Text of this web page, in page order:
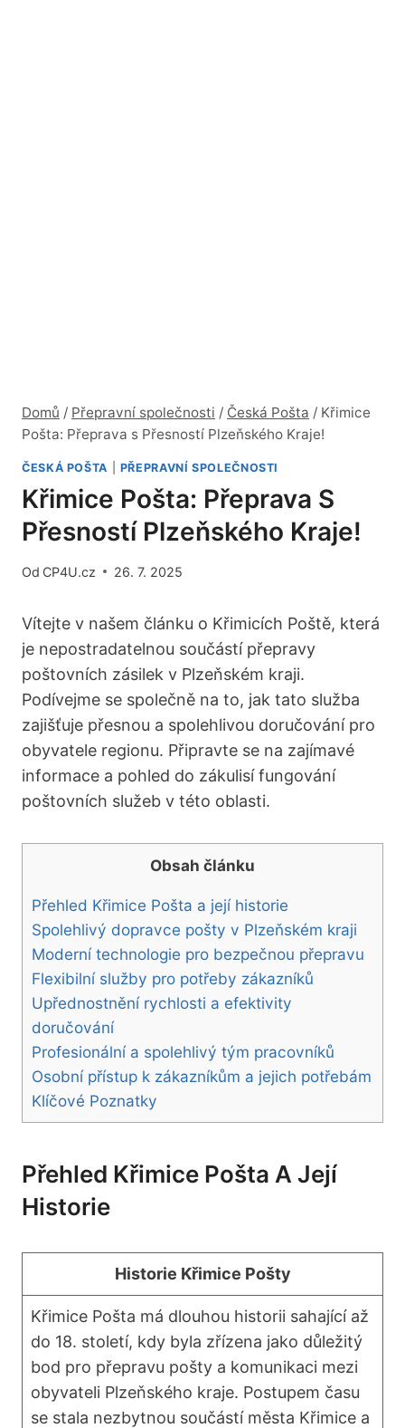
Domů / Přepravní společnosti / Česká Pošta / Křimice
Pošta: Přeprava s Přesností Plzeňského Kraje!
ČESKÁ POŠTA PŘEPRAVNÍ SPOLEČNOSTI
Křimice Pošta: Přeprava S
Přesností Plzeňského Kraje!
Od CP4U.cz 26. 7. 2025
Vítejte v našem článku o Křimicích Poště, která
je nepostradatelnou součástí přepravy
poštovních zásilek v Plzeňském kraji.
Podívejme se společně na to, jak tato služba
zajišťuje přesnou a spolehlivou doručování pro
obyvatele regionu. Připravte se na zajímavé
informace a pohled do zákulisí fungování
poštovních služeb v této oblasti.
Obsah článku
Přehled Křimice Pošta a její historie
Spolehlivý dopravce pošty v Plzeňském kraji
Moderní technologie pro bezpečnou přepravu
Flexibilní služby pro potřeby zákazníků
Upřednostnění rychlosti a efektivity
doručování
Profesionální a spolehlivý tým pracovníků
Osobní přístup k zákazníkům a jejich potřebám
Klíčové Poznatky
Přehled Křimice Pošta A Její
Historie
Historie Křimice Pošty
Křimice Pošta má dlouhou historii sahající až
do 18. století, kdy byla zřízena jako důležitý
bod pro přepravu pošty a komunikaci mezi
obyvateli Plzeňského kraje. Postupem času
se stala nezbytnou součástí města Křimice a